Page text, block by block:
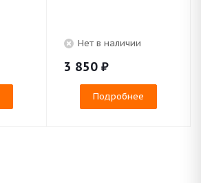
Нет в наличии
3 850 ₽
Подробнее